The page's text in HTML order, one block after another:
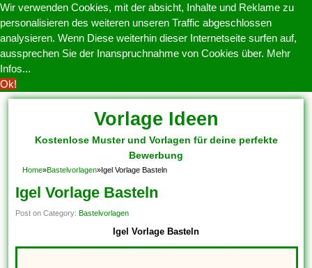
Wir verwenden Cookies, mit der absicht, Inhalte und Reklame zu
personalisieren des weiteren unseren Traffic abgeschlossen
analysieren. Wenn Diese weiterhin dieser Internetseite surfen auf,
aussprechen Sie der Inanspruchnahme von Cookies über. Mehr
Infos...
Ok!
Vorlage Ideen
Kostenlose Muster und Vorlagen für deine perfekte
Bewerbung
Home»Bastelvorlagen»Igel Vorlage Basteln
Igel Vorlage Basteln
Post on Category:Bastelvorlagen
Igel Vorlage Basteln